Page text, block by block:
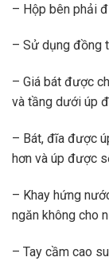
– Hộp bên phải
– Sử dụng đồng
– Giá bát được
và tầng dưới úp
– Bát, đĩa được
hơn và úp được
– Khay hứng
ngăn không cho
– Tay cầm cao